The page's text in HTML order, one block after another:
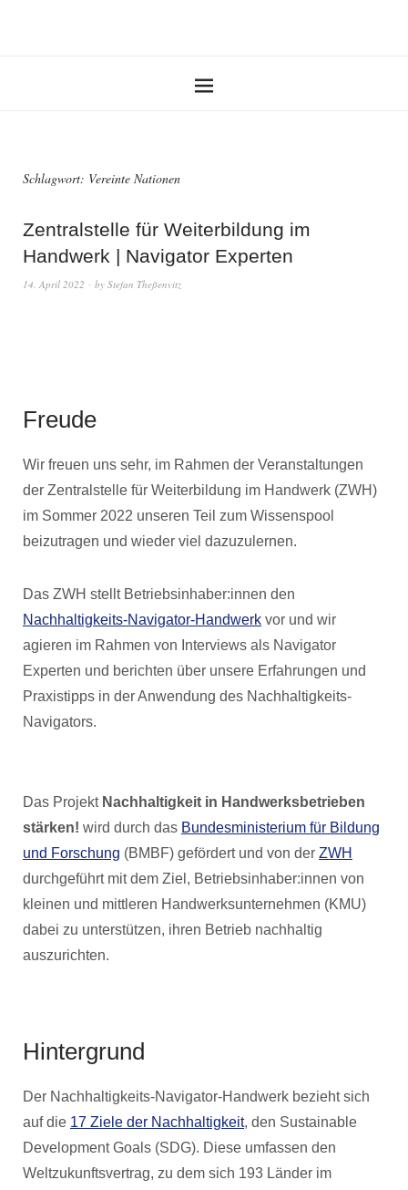
Schlagwort: Vereinte Nationen
Zentralstelle für Weiterbildung im
Handwerk | Navigator Experten
14. April 2022 by Stefan Theßenvitz
Freude
Wir freuen uns sehr, im Rahmen der Veranstaltungen
der Zentralstelle für Weiterbildung im Handwerk (ZWH)
im Sommer 2022 unseren Teil zum Wissenspool
beizutragen und wieder viel dazuzulernen.
Das ZWH stellt Betriebsinhaber:innen den
Nachhaltigkeits-Navigator-Handwerk vor und wir
agieren im Rahmen von Interviews als Navigator
Experten und berichten über unsere Erfahrungen und
Praxistipps in der Anwendung des Nachhaltigkeits-
Navigators.
Das Projekt Nachhaltigkeit in Handwerksbetrieben
stärken! wird durch das Bundesministerium für Bildung
und Forschung (BMBF) gefördert und von der ZWH
durchgeführt mit dem Ziel, Betriebsinhaber:innen von
kleinen und mittleren Handwerksunternehmen (KMU)
dabei zu unterstützen, ihren Betrieb nachhaltig
auszurichten.
Hintergrund
Der Nachhaltigkeits-Navigator-Handwerk bezieht sich
auf die 17 Ziele der Nachhaltigkeit, den Sustainable
Development Goals (SDG). Diese umfassen den
Weltzukunftsvertrag, zu dem sich 193 Länder im